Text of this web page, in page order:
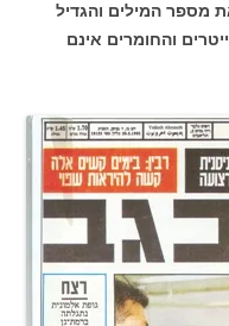
מספר המילים והגדיל
והחומרים אינם